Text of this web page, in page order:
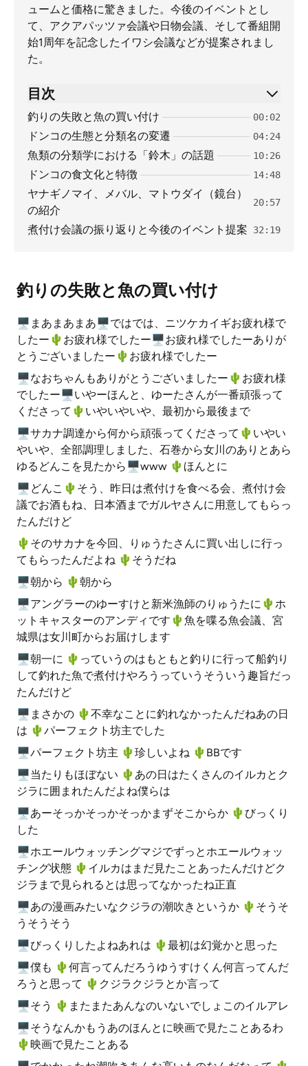
ュームと価格に驚きました。今後のイベントとし
て、アクアパッツァ会議や日物会議、そして番組開
始1周年を記念したイワシ会議などが提案されまし
た。
目次
釣りの失敗と魚の買い付け 00:02
ドンコの生態と分類名の変遷 04:24
魚類の分類学における「鈴木」の話題 10:26
ドンコの食文化と特徴 14:48
ヤナギノマイ、メバル、マトウダイ（鏡台）
の紹介
20:57
煮付け会議の振り返りと今後のイベント提案 32:19
釣りの失敗と魚の買い付け
🖥まあまあまあ🖥ではでは、ニツケカイギお疲れ様で
したー🌵️お疲れ様でしたー🖥お疲れ様でしたーありが
とうございましたー🌵️お疲れ様でしたー
🖥なおちゃんもありがとうございましたー🌵️お疲れ様
でしたー🖥いやーほんと、ゆーたさんが一番頑張って
くださって🌵️いやいやいや、最初から最後まで
🖥サカナ調達から何から頑張ってくださって🌵️いやい
やいや、全部調理しました、石巻から女川のありとあら
ゆるどんこを見たから🖥www 🌵️ほんとに
🖥どんこ🌵️そう、昨日は煮付けを食べる会、煮付け会
議でお酒もね、日本酒までガルヤさんに用意してもらっ
たんだけど
🌵️そのサカナを今回、りゅうたさんに買い出しに行っ
てもらったんだよね 🌵️そうだね
🖥朝から 🌵️朝から
🖥アングラーのゆーすけと新米漁師のりゅうたに🌵️ホ
ットキャスターのアンディです🌵️魚を喋る魚会議、宮
城県は女川町からお届けします
🖥朝一に 🌵️っていうのはもともと釣りに行って船釣り
して釣れた魚で煮付けやろうっていうそういう趣旨だっ
たんだけど
🖥まさかの 🌵️不幸なことに釣れなかったんだねあの日
は 🌵️パーフェクト坊主でした
🖥パーフェクト坊主 🌵️珍しいよね 🌵️BBです
🖥当たりもほぼない 🌵️あの日はたくさんのイルカとク
ジラに囲まれたんだよね僕らは
🖥あーそっかそっかそっかまずそこからか 🌵️びっくり
した
🖥ホエールウォッチングマジでずっとホエールウォッ
チング状態 🌵️イルカはまだ見たことあったんだけどク
ジラまで見られるとは思ってなかったね正直
🖥あの漫画みたいなクジラの潮吹きというか 🌵️そうそ
うそうそう
🖥びっくりしたよねあれは 🌵️最初は幻覚かと思った
🖥僕も 🌵️何言ってんだろうゆうすけくん何言ってんだ
ろうと思って 🌵️クジラクジラとか言って
🖥そう 🌵️またまたあんなのいないでしょこのイルアレ
🖥そうなんかもうあのほんとに映画で見たことあるわ
🌵️映画で見たことある